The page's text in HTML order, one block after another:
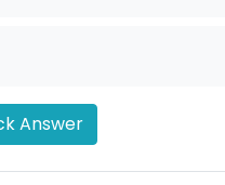
Answer